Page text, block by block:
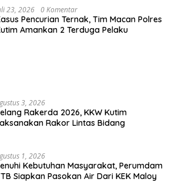
23, 2026 0 Komentar
Pencurian Ternak, Tim Macan Polres
Amankan 2 Terduga Pelaku
3, 2026
Rakerda 2026, KKW Kutim
Rakor Lintas Bidang
1, 2026
Kebutuhan Masyarakat, Perumdam
Siapkan Pasokan Air Dari KEK Maloy